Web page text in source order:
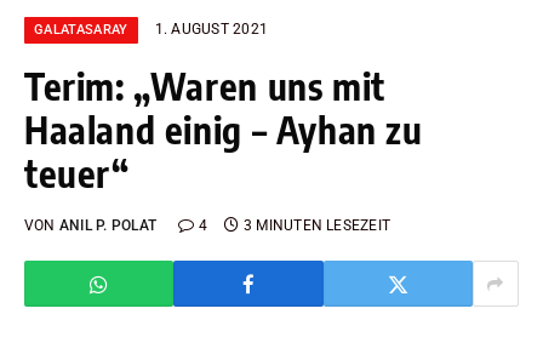
GALATASARAY 1. AUGUST 2021
Terim: „Waren uns mit
Haaland einig – Ayhan zu
teuer“
VON ANIL P. POLAT 4 3 MINUTEN LESEZEIT